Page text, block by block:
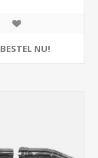
BESTEL NU!